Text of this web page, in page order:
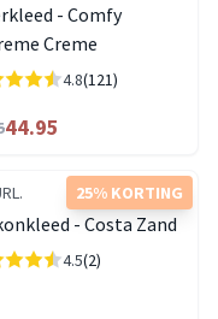
- Comfy
Creme
4.8(121)
44.95
25% KORTING
- Costa Zand
4.5(2)